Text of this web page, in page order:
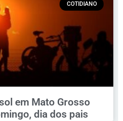
COTIDIANO
em Mato Grosso
dia dos pais